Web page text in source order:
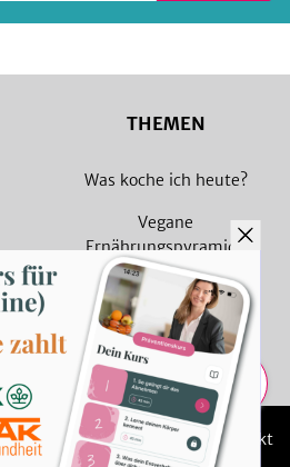
Teilen
THEMEN
Was koche ich heute?
Vegane
Ernährungspyramide
Vegane Rezepte
Vegetarische Rezepte
Impressum Kontakt